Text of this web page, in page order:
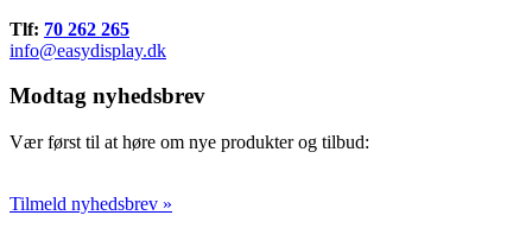
Tlf: 70 262 265
info@easydisplay.dk
Modtag nyhedsbrev
Vær først til at høre om nye produkter og tilbud:
Tilmeld nyhedsbrev »